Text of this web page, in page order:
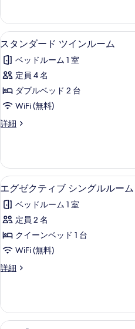
る
イ
ン
ル
ー
ム
の
す
べ
写
真
を
表
示
す
テ
ィ
ブ
イ
ン
ー
ム
詳
ス
タ
ン
ダ
ー
ツ
ン
ル
ー
ム
の
す
べ
て
真
10
スタンダード ツインルーム
ベッドルーム 1 室
定員 4 名
ダブルベッド 2 台
WiFi (無料)
詳細
ス
ー
ド
ツ
ン
ル
ム
の
細
エ
グ
ゼ
ク
テ
ブ
ン
グ
10
エグゼクティブ シングルルーム
ベッドルーム 1 室
定員 2 名
クイーンベッド 1 台
WiFi (無料)
詳細
エ
テ
ィ